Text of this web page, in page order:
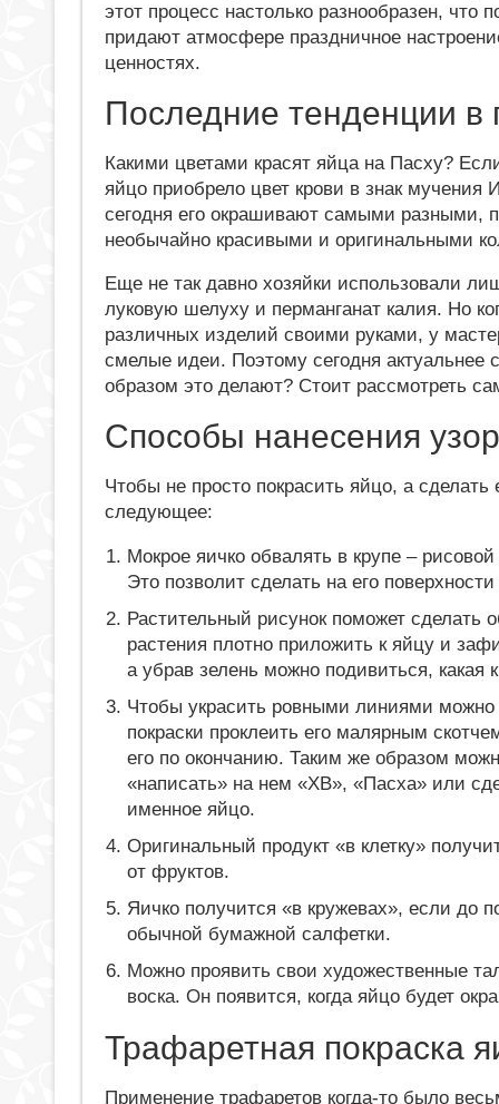
этот процесс настолько разнообразен,
придают атмосфере праздничное
ценностях.
Последние тенденции в
Какими цветами красят яйца на Пасху?
яйцо приобрело цвет крови в знак мучения
сегодня его окрашивают самыми разными,
необычайно красивыми и оригинальными
Еще не так давно хозяйки использовали
луковую шелуху и перманганат калия. Но
различных изделий своими руками, у
смелые идеи. Поэтому сегодня актуальнее
образом это делают? Стоит рассмотреть
Способы нанесения
Чтобы не просто покрасить яйцо, а
следующее:
Мокрое яичко обвалять в крупе –
Это позволит сделать на его
Растительный рисунок поможет сделать
растения плотно приложить к яйцу и
а убрав зелень можно подивиться, какая
Чтобы украсить ровными линиями можно
покраски проклеить его малярным
его по окончанию. Таким же образом
«написать» на нем «ХВ», «Пасха» или
именное яйцо.
Оригинальный продукт «в клетку»
от фруктов.
Яичко получится «в кружевах», если до
обычной бумажной салфетки.
Можно проявить свои художественные
воска. Он появится, когда яйцо будет
Трафаретная покраска
Применение трафаретов когда-то было